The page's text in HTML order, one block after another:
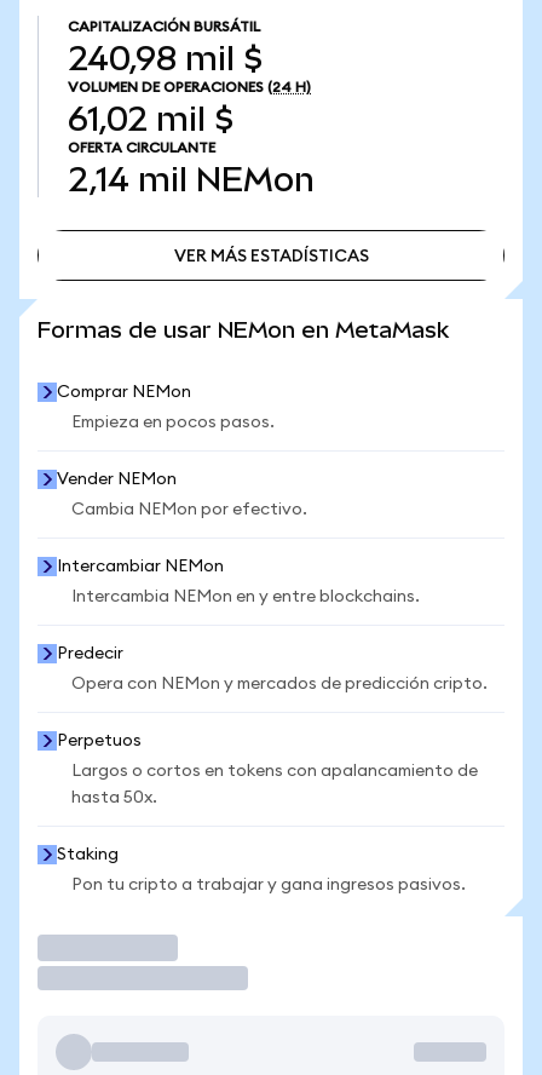
CAPITALIZACIÓN BURSÁTIL
240,98 mil $
VOLUMEN DE OPERACIONES (24 H)
61,02 mil $
OFERTA CIRCULANTE
2,14 mil NEMon
VER MÁS ESTADÍSTICAS
Formas de usar NEMon en MetaMask
Comprar NEMon
Empieza en pocos pasos.
Vender NEMon
Cambia NEMon por efectivo.
Intercambiar NEMon
Intercambia NEMon en y entre blockchains.
Predecir
Opera con NEMon y mercados de predicción cripto.
Perpetuos
Largos o cortos en tokens con apalancamiento de
hasta 50x.
Staking
Pon tu cripto a trabajar y gana ingresos pasivos.